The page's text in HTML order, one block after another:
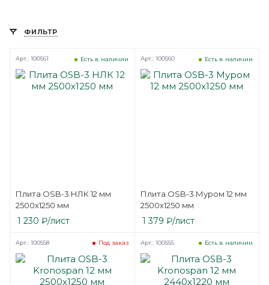
ФИЛЬТР
Плита OSB-3 НЛК 12 мм
2500х1250 мм
Есть в наличии
Арт.: 100561
1 230 ₽/лист
Плита OSB-3 Муром 12 мм
2500х1250 мм
Есть в наличии
Арт.: 100560
1 379 ₽/лист
Под заказ
Арт.: 100558 Есть в наличии
Арт.: 100555